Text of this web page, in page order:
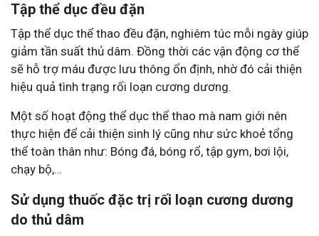
Tập thể dục đều đặn
Tập thể dục thể thao đều đặn, nghiêm túc mỗi ngày giúp
giảm tần suất thủ dâm. Đồng thời các vận động cơ thể
sẽ hỗ trợ máu được lưu thông ổn định, nhờ đó cải thiện
hiệu quả tình trạng rối loạn cương dương.
Một số hoạt động thể dục thể thao mà nam giới nên
thực hiện để cải thiện sinh lý cũng như sức khoẻ tổng
thể toàn thân như: Bóng đá, bóng rổ, tập gym, bơi lội,
chạy bộ,…
Sử dụng thuốc đặc trị rối loạn cương dương
do thủ dâm